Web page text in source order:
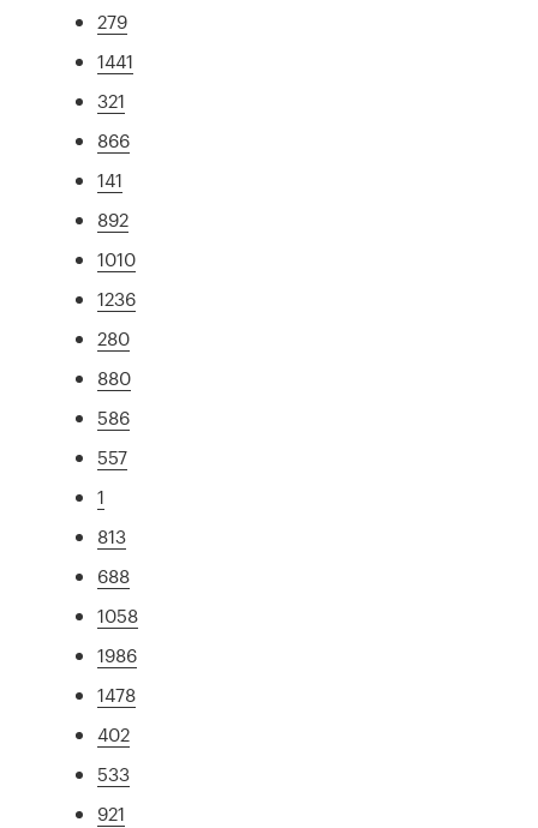
279
1441
321
866
141
892
1010
1236
280
880
586
557
1
813
688
1058
1986
1478
402
533
921